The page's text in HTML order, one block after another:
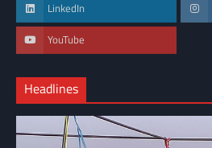
LinkedIn
YouTube
Headlines